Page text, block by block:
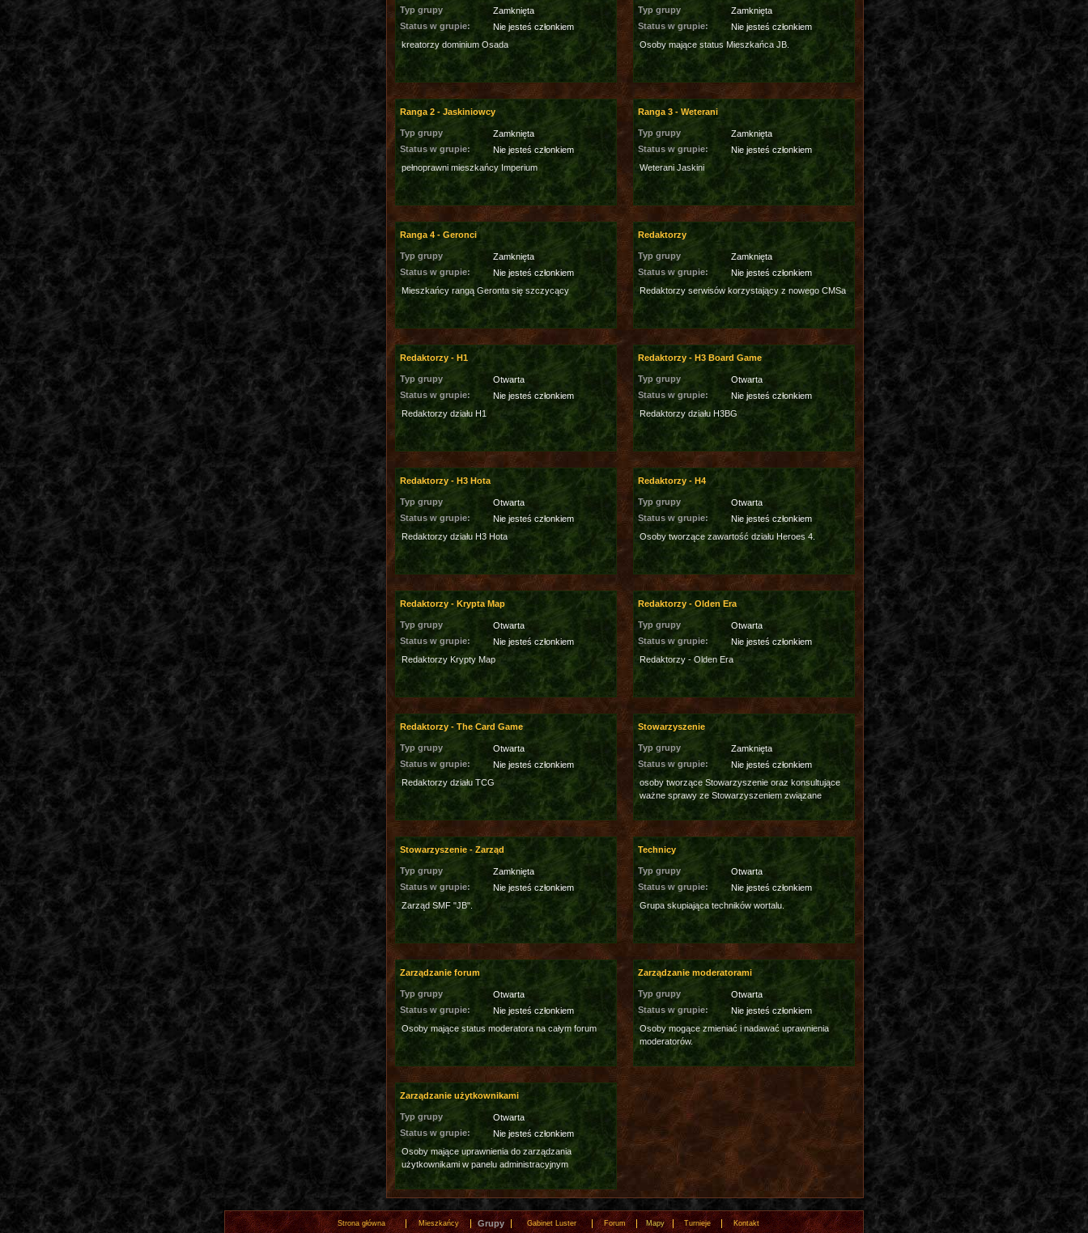
Typ grupy
Zamknięta
Status w grupie:
Nie jesteś członkiem
kreatorzy dominium Osada
Typ grupy
Zamknięta
Status w grupie:
Nie jesteś członkiem
Osoby mające status Mieszkańca JB.
Ranga 2 - Jaskiniowcy
Typ grupy
Zamknięta
Status w grupie:
Nie jesteś członkiem
pełnoprawni mieszkańcy Imperium
Ranga 3 - Weterani
Typ grupy
Zamknięta
Status w grupie:
Nie jesteś członkiem
Weterani Jaskini
Ranga 4 - Geronci
Typ grupy
Zamknięta
Status w grupie:
Nie jesteś członkiem
Mieszkańcy rangą Geronta się szczycący
Redaktorzy
Typ grupy
Zamknięta
Status w grupie:
Nie jesteś członkiem
Redaktorzy serwisów korzystający z nowego CMSa
Redaktorzy - H1
Typ grupy
Otwarta
Status w grupie:
Nie jesteś członkiem
Redaktorzy działu H1
Redaktorzy - H3 Board Game
Typ grupy
Otwarta
Status w grupie:
Nie jesteś członkiem
Redaktorzy działu H3BG
Redaktorzy - H3 Hota
Typ grupy
Otwarta
Status w grupie:
Nie jesteś członkiem
Redaktorzy działu H3 Hota
Redaktorzy - H4
Typ grupy
Otwarta
Status w grupie:
Nie jesteś członkiem
Osoby tworzące zawartość działu Heroes 4.
Redaktorzy - Krypta Map
Typ grupy
Otwarta
Status w grupie:
Nie jesteś członkiem
Redaktorzy Krypty Map
Redaktorzy - Olden Era
Typ grupy
Otwarta
Status w grupie:
Nie jesteś członkiem
Redaktorzy - Olden Era
Redaktorzy - The Card Game
Typ grupy
Otwarta
Status w grupie:
Nie jesteś członkiem
Redaktorzy działu TCG
Stowarzyszenie
Typ grupy
Zamknięta
Status w grupie:
Nie jesteś członkiem
osoby tworzące Stowarzyszenie oraz konsultujące
ważne sprawy ze Stowarzyszeniem związane
Stowarzyszenie - Zarząd
Typ grupy
Zamknięta
Status w grupie:
Nie jesteś członkiem
Zarząd SMF "JB".
Technicy
Typ grupy
Otwarta
Status w grupie:
Nie jesteś członkiem
Grupa skupiająca techników wortalu.
Zarządzanie forum
Typ grupy
Otwarta
Status w grupie:
Nie jesteś członkiem
Osoby mające status moderatora na całym forum
Zarządzanie moderatorami
Typ grupy
Otwarta
Status w grupie:
Nie jesteś członkiem
Osoby mogące zmieniać i nadawać uprawnienia
moderatorów.
Zarządzanie użytkownikami
Typ grupy
Otwarta
Status w grupie:
Nie jesteś członkiem
Osoby mające uprawnienia do zarządzania
użytkownikami w panelu administracyjnym
Strona główna Mieszkańcy Grupy Gabinet Luster Forum Mapy Turnieje Kontakt